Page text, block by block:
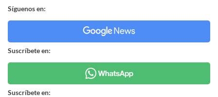
Síguenos en:
Suscríbete en:
Suscríbete en: